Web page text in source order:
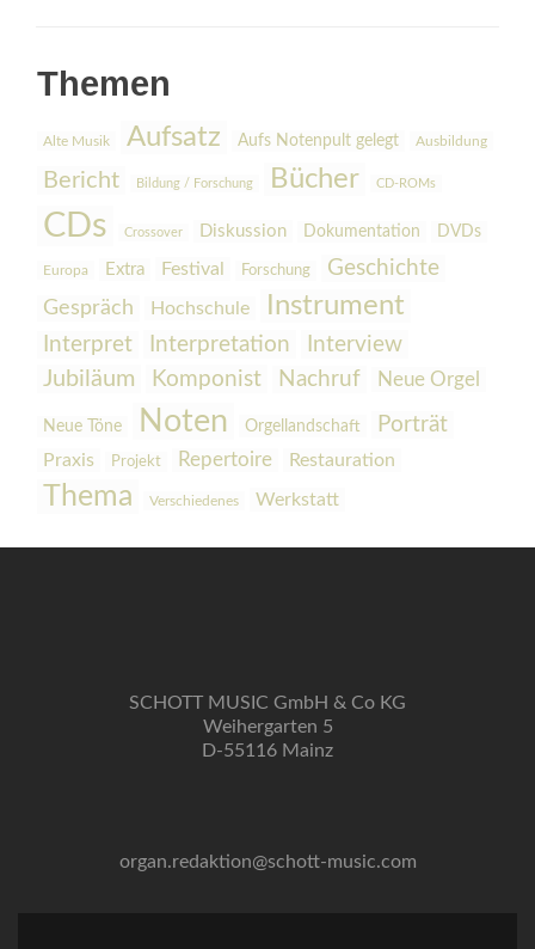
Themen
Alte Musik Aufsatz Aufs Notenpult gelegt Ausbildung
Bericht Bildung / Forschung Bücher CD-ROMs
CDs Crossover Diskussion Dokumentation DVDs
Europa Extra Festival Forschung Geschichte
Gespräch Hochschule Instrument
Interpret Interpretation
Interview
Jubiläum
Komponist Nachruf Neue Orgel
Neue Töne Noten Orgellandschaft Porträt
Praxis Projekt Repertoire Restauration
Thema Verschiedenes Werkstatt
SCHOTT MUSIC GmbH & Co KG
Weihergarten 5
D-55116 Mainz
organ.redaktion@schott-music.com